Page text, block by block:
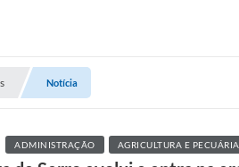
Notícia
ADMINISTRAÇÃO AGRICULTURA E PECUÁRIA